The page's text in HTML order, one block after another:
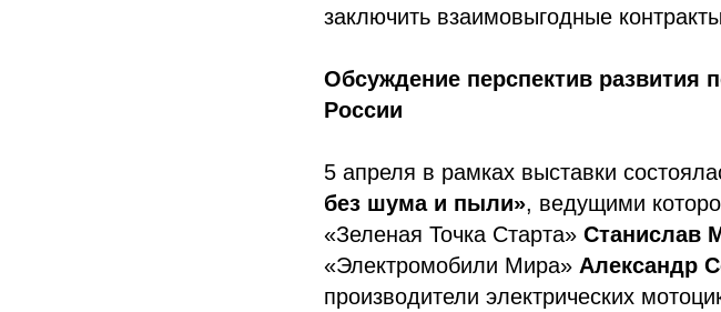
заключить взаимовыгодные
Обсуждение перспектив развития
России
5 апреля в рамках выставки
без шума и пыли», ведущими
«Зеленая Точка Старта» Станислав
«Электромобили Мира» Александр
производители электрических